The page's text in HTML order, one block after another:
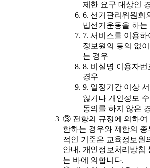
제한 요구 대상인
6. 선거관리위원회
법선거운동을 하는
7. 서비스를 이용
정보원의 동의 없
는 경우
8. 비실명 이용자
경우
9. 일정기간 이상
않거나 개인정보
동의를 하지 않은
③ 전항의 규정에 의하여
한하는 경우와 제한의 종
적인 기준은 교육정보원
안내, 개인정보처리방침
는 바에 의합니다.